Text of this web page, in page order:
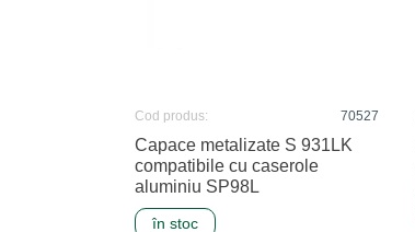
în stoc
Capace metalizate S 931LK
compatibile cu caserole
aluminiu SP98L
Cod produs: 70527